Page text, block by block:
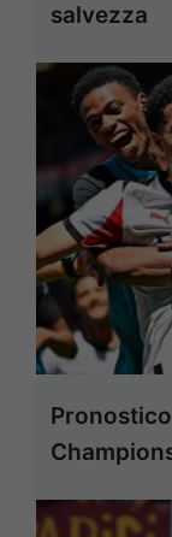
salvezza